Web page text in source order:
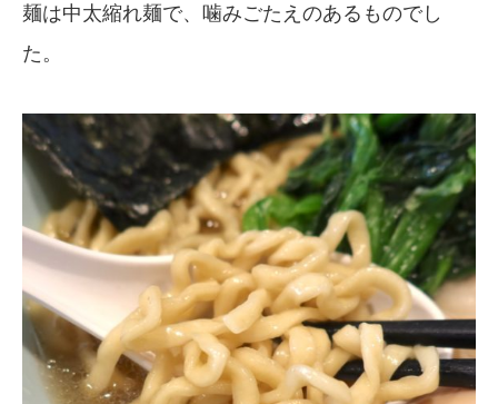
麺は中太縮れ麺で、噛みごたえのあるものでし
た。